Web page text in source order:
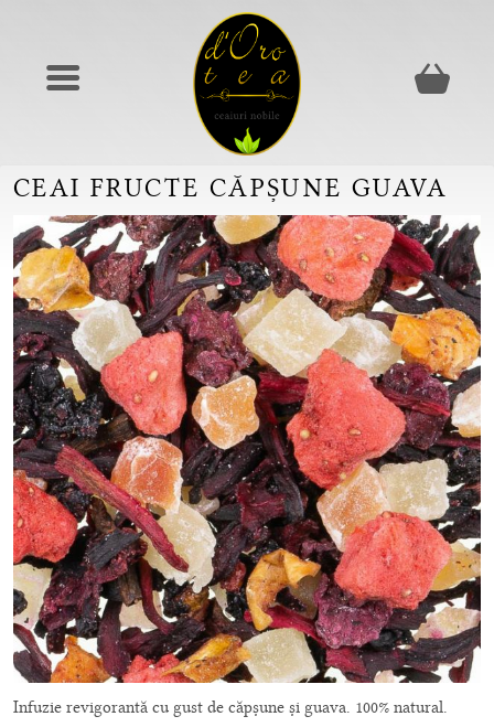
CEAI FRUCTE CĂPȘUNE GUAVA
Infuzie revigorantă cu gust de căpșune și guava. 100% natural.